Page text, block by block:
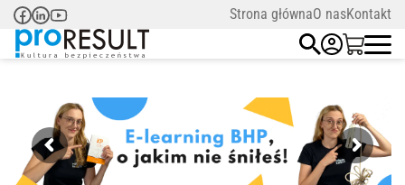
Strona głównaO nasKontakt